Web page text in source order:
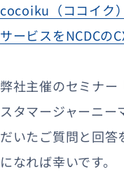
cocoiku（ココイク
サービスをNCDCの
弊社主催のセミナー
スタマージャーニ
だいたご質問と回答
になれば幸いです。